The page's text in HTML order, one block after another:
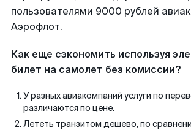
пользователями 9000 рублей
Аэрофлот.
Как еще сэкономить используя
билет на самолет без комиссии?
У разных авиакомпаний услуги по
различаются по цене.
Лететь транзитом дешево, по